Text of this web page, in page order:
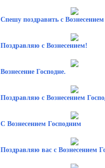
Спешу поздравить с
Поздравляю с Вознесением!
Вознесение Господне.
Поздравляю с Вознесением
С Вознесением Господним
Поздравляю вас с Вознесением